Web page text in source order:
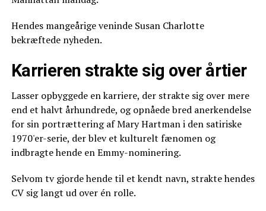
Hendes mangeårige veninde Susan Charlotte
bekræftede nyheden.
Karrieren strakte sig over årtier
Lasser opbyggede en karriere, der strakte sig over mere
end et halvt århundrede, og opnåede bred anerkendelse
for sin portrættering af Mary Hartman i den satiriske
1970'er-serie, der blev et kulturelt fænomen og
indbragte hende en Emmy-nominering.
Selvom tv gjorde hende til et kendt navn, strakte hendes
CV sig langt ud over én rolle.